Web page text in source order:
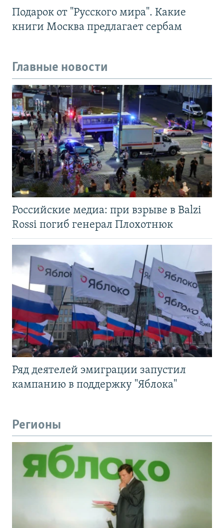
Подарок от "Русского мира". Какие
книги Москва предлагает сербам
Главные новости
Российские медиа: при взрыве в Balzi
Rossi погиб генерал Плохотнюк
Ряд деятелей эмиграции запустил
кампанию в поддержку "Яблока"
Регионы